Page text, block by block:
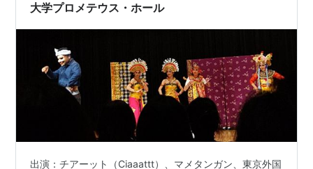
マ・サリ」はトロンポンを…
大学プロメテウス・ホール
出演：チアーット（Ciaaattt）、マメタンガン、東京外国